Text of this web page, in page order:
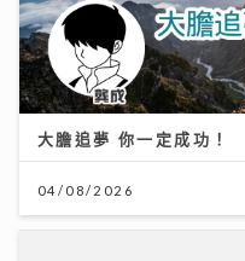
大膽追夢 你一定成功！
04/08/2026